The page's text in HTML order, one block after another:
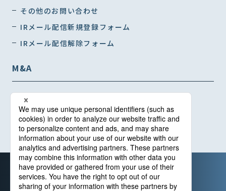
その他のお問い合わせ
IRメール配信新規登録フォーム
IRメール配信解除フォーム
M&A
インタビュー01
インタビュー02
インタビュー03
カスタマー・ハラスメントに対する基本指針
情報セキュリティ基本方針